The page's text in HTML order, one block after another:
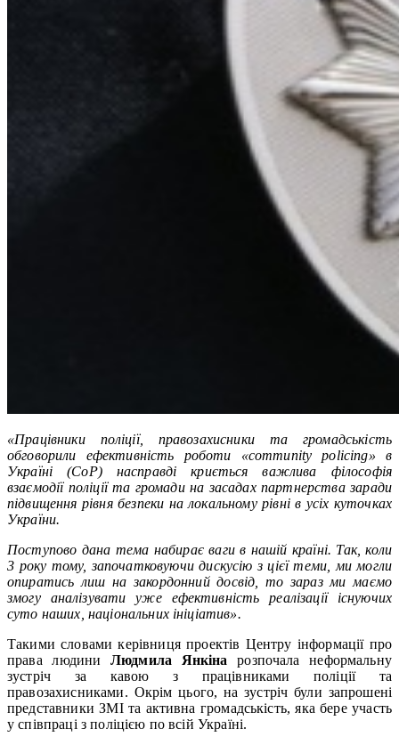
«Працівники поліції, правозахисники та громадськість
обговорили ефективність роботи «community policing» в
Україні (CoP) насправді криється важлива філософія
взаємодії поліції та громади на засадах партнерства заради
підвищення рівня безпеки на локальному рівні в усіх куточках
України.
Поступово дана тема набирає ваги в нашій країні. Так, коли
3 року тому, започатковуючи дискусію з цієї теми, ми могли
опиратись лиш на закордонний досвід, то зараз ми маємо
змогу аналізувати уже ефективність реалізації існуючих
суто наших, національних ініціатив».
Такими словами керівниця проектів Центру інформації про
права людини Людмила Янкіна розпочала неформальну
зустріч за кавою з працівниками поліції та
правозахисниками. Окрім цього, на зустріч були запрошені
представники ЗМІ та активна громадськість, яка бере участь
у співпраці з поліцією по всій Україні.